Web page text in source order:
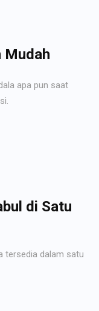
Mudah
apa pun saat
di Satu
tersedia dalam satu